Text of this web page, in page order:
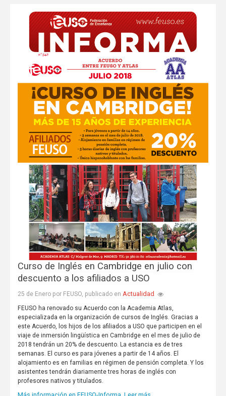
Curso de Inglés en Cambridge en julio con
descuento a los afiliados a USO
25 de Enero por FEUSO, publicado en Actualidad
FEUSO ha renovado su Acuerdo con la Academia Atlas,
especializada en la organización de cursos de Inglés. Gracias a
este Acuerdo, los hijos de los afiliados a USO que participen en el
viaje de inmersión lingüística en Cambridge en el mes de julio de
2018 tendrán un 20% de descuento. La estancia es de tres
semanas. El curso es para jóvenes a partir de 14 años. El
alojamiento es en familias en régimen de pensión completa. Y los
asistentes tendrán diariamente tres horas de inglés con
profesores nativos y titulados.